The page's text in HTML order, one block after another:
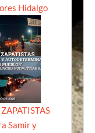
Hidalgo
Samir y